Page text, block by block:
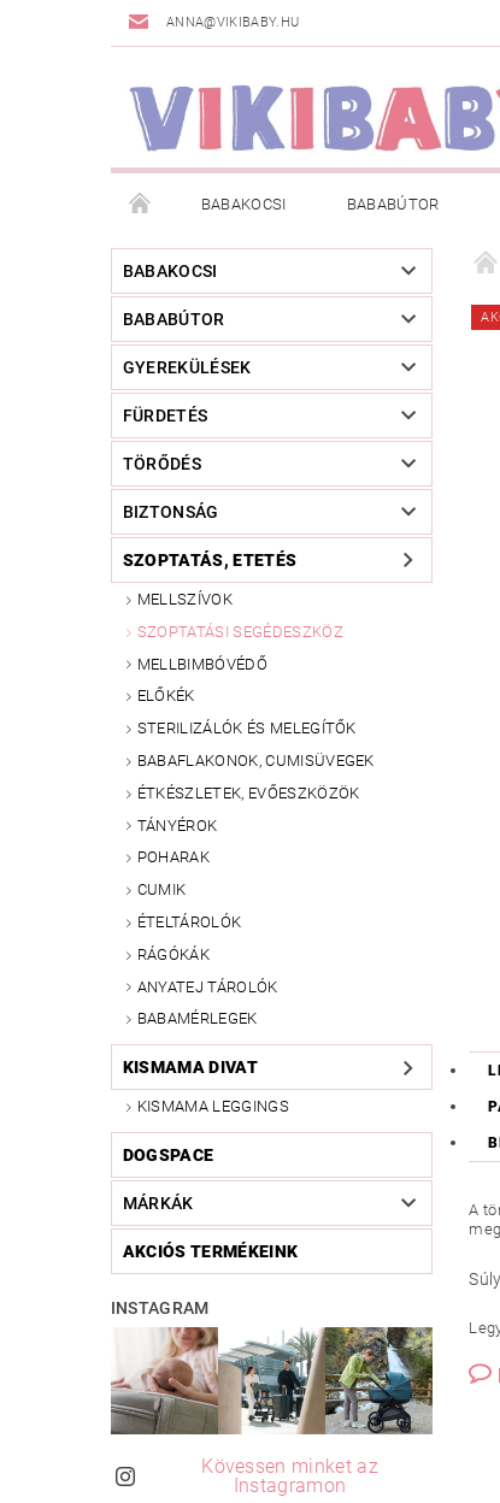
ANNA@VIKIBABY.HU
BABAKOCSI BABABÚTOR
DOGSPACE AKCIÓS
TÖRZSVÁSÁRLÓI PROGRAM RÓLUNK
BABAKOCSI
BABABÚTOR
GYEREKÜLÉSEK
FÜRDETÉS
TÖRŐDÉS
BIZTONSÁG
SZOPTATÁS, ETETÉS
MELLSZÍVOK
SZOPTATÁSI SEGÉDESZKÖZ
MELLBIMBÓVÉDŐ
ELŐKÉK
STERILIZÁLÓK ÉS MELEGÍTŐK
BABAFLAKONOK, CUMISÜVEGEK
ÉTKÉSZLETEK, EVŐESZKÖZÖK
TÁNYÉROK
POHARAK
CUMIK
ÉTELTÁROLÓK
RÁGÓKÁK
ANYATEJ TÁROLÓK
BABAMÉRLEGEK
KISMAMA DIVAT
KISMAMA LEGGINGS
DOGSPACE
MÁRKÁK
AKCIÓS TERMÉKEINK
INSTAGRAM
Kövessen minket az
Instagramon
A
Súly